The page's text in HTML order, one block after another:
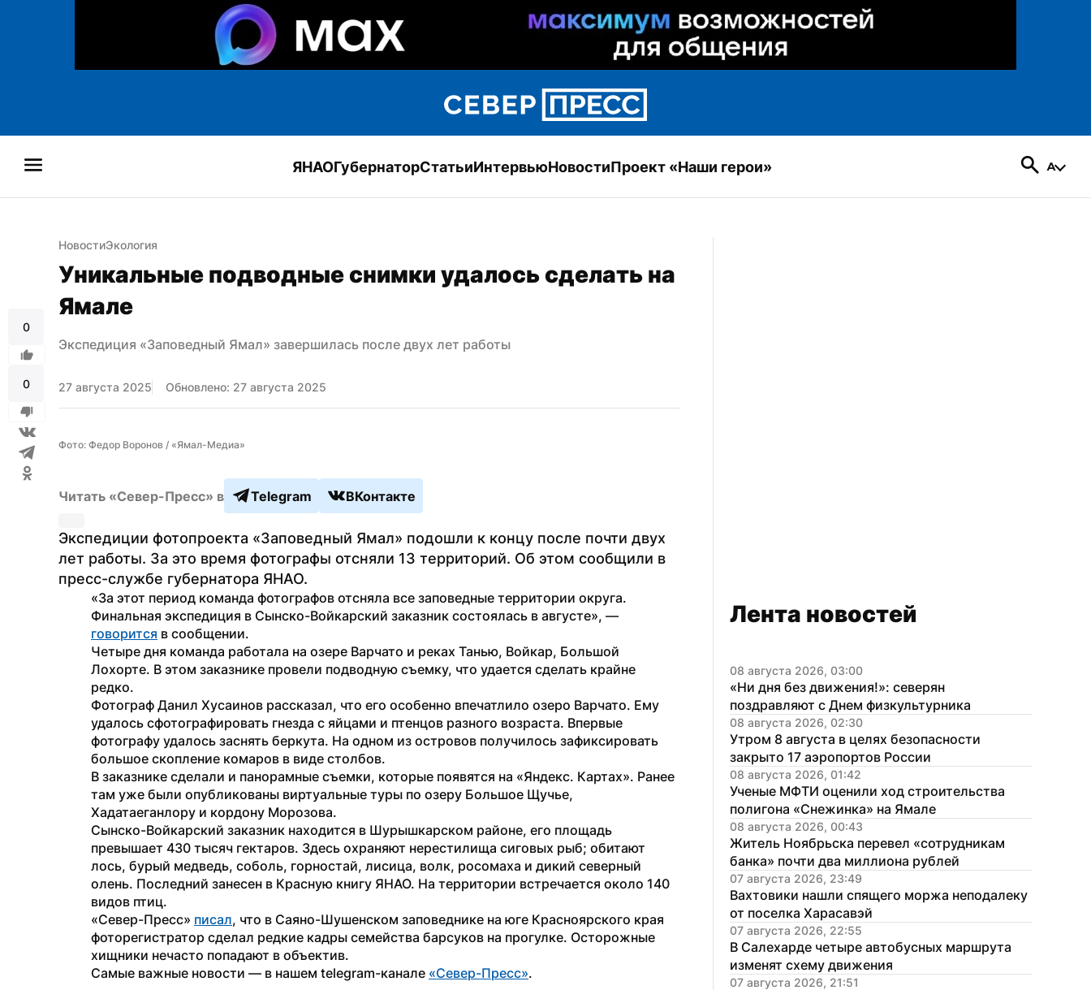
ЯНАОГубернаторСтатьиИнтервьюНовостиПроект «Наши герои»
0
0
НовостиЭкология
Уникальные подводные снимки удалось сделать на
Ямале
Экспедиция «Заповедный Ямал» завершилась после двух лет работы
27 августа 2025 Обновлено: 27 августа 2025
Фото: Федор Воронов / «Ямал-Медиа»
Читать «Север-Пресс» в Telegram ВКонтакте
Экспедиции фотопроекта «Заповедный Ямал» подошли к концу после почти двух
лет работы. За это время фотографы отсняли 13 территорий. Об этом сообщили в
пресс-службе губернатора ЯНАО.
«За этот период команда фотографов отсняла все заповедные территории округа.
говорится в сообщении.
Четыре дня команда работала на озере Варчато и реках Танью, Войкар, Большой
Лохорте. В этом заказнике провели подводную съемку, что удается сделать крайне
редко.
Фотограф Данил Хусаинов рассказал, что его особенно впечатлило озеро Варчато. Ему
удалось сфотографировать гнезда с яйцами и птенцов разного возраста. Впервые
фотографу удалось заснять беркута. На одном из островов получилось зафиксировать
большое скопление комаров в виде столбов.
В заказнике сделали и панорамные съемки, которые появятся на «Яндекс. Картах». Ранее
там уже были опубликованы виртуальные туры по озеру Большое Щучье,
Хадатаеганлору и кордону Морозова.
Сынско-Войкарский заказник находится в Шурышкарском районе, его площадь
превышает 430 тысяч гектаров. Здесь охраняют нерестилища сиговых рыб; обитают
лось, бурый медведь, соболь, горностай, лисица, волк, росомаха и дикий северный
олень. Последний занесен в Красную книгу ЯНАО. На территории встречается около 140
видов птиц.
«Север-Пресс» писал, что в Саяно-Шушенском заповеднике на юге Красноярского края
фоторегистратор сделал редкие кадры семейства барсуков на прогулке. Осторожные
хищники нечасто попадают в объектив.
Самые важные новости — в нашем telegram-канале «Север-Пресс».
Лента новостей
08 августа 2026, 03:00
«Ни дня без движения!»: северян
поздравляют с Днем физкультурника
08 августа 2026, 02:30
Утром 8 августа в целях безопасности
закрыто 17 аэропортов России
08 августа 2026, 01:42
Ученые МФТИ оценили ход строительства
полигона «Снежинка» на Ямале
08 августа 2026, 00:43
Житель Ноябрьска перевел «сотрудникам
банка» почти два миллиона рублей
07 августа 2026, 23:49
Вахтовики нашли спящего моржа неподалеку
от поселка Харасавэй
07 августа 2026, 22:55
В Салехарде четыре автобусных маршрута
изменят схему движения
07 августа 2026, 21:51